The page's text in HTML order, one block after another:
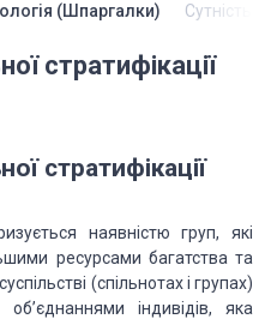
(Шпаргалки) Сутність
стратифікації
стратифікації
наявністю груп, які
ресурсами багатства та
(спільнотах і групах)
індивідів, яка